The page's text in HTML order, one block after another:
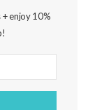
enjoy 10%